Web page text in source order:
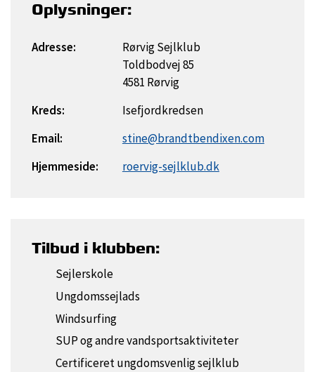
Oplysninger:
Adresse:
Rørvig Sejlklub
Toldbodvej 85
4581 Rørvig
Kreds:
Isefjordkredsen
Email:
stine@brandtbendixen.com
Hjemmeside:
roervig-sejlklub.dk
Tilbud i klubben:
Sejlerskole
Ungdomssejlads
Windsurfing
SUP og andre vandsportsaktiviteter
Certificeret ungdomsvenlig sejlklub